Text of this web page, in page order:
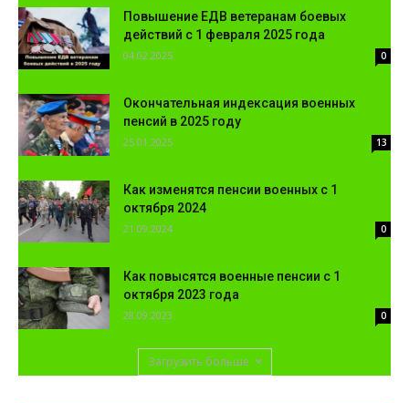
Повышение ЕДВ ветеранам боевых
действий с 1 февраля 2025 года
04.02.2025 0
Окончательная индексация военных
пенсий в 2025 году
25.01.2025 13
Как изменятся пенсии военных с 1
октября 2024
21.09.2024 0
Как повысятся военные пенсии с 1
октября 2023 года
28.09.2023 0
Загрузить больше